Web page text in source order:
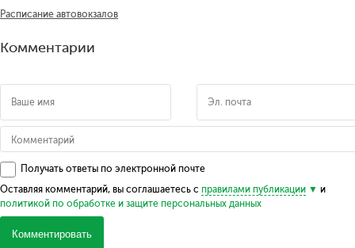
Расписание автовокзалов
Комментарии
Получать ответы по электронной почте
Оставляя комментарий, вы соглашаетесь с правилами публикации
и
политикой по обработке и защите персональных данных
Комментировать